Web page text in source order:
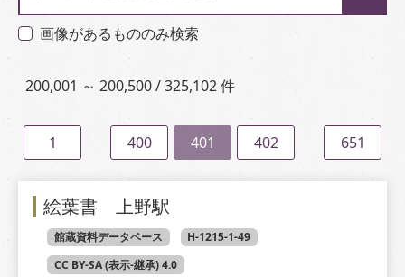
画像があるもののみ検索
200,001 ～ 200,500 / 325,102 件
1 400 401 402 651
絵葉書 上野駅
館蔵資料データベース
H-1215-1-49
CC BY-SA (表示-継承) 4.0